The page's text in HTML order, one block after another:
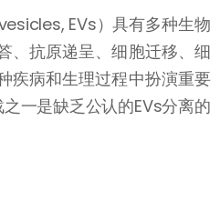
EVs）具有多种生物
、抗原递呈、细胞迁移、细
疾病和生理过程中扮演重要
一是缺乏公认的EVs分离的